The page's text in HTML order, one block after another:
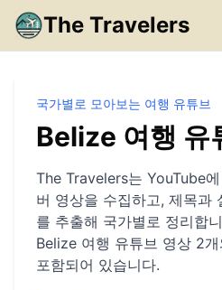
The Travelers
국가별로 모아보는 여행 유튜브
Belize 여행 유
The Travelers는 YouTube
버 영상을 수집하고, 제목과
를 추출해 국가별로 정리합
Belize 여행 유튜브 영상 2
포함되어 있습니다.